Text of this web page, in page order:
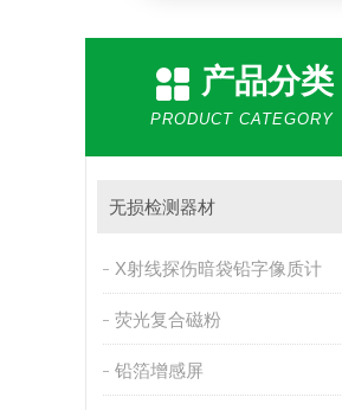
产品分类
PRODUCT CATEGORY
无损检测器材
X射线探伤暗袋铅字像质计
荧光复合磁粉
铅箔增感屏